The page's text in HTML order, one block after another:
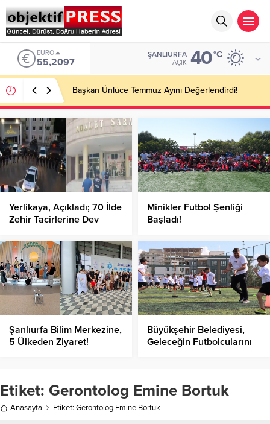
EURO
55,2097
ŞANLIURFA
AÇIK 40°C
Başkan Ünlüce Temmuz Ayını Değerlendirdi!
Yerlikaya, Açıkladı; 70 İlde
Zehir Tacirlerine Dev
Minikler Futbol Şenliği
Başladı!
Şanlıurfa Bilim Merkezine,
5 Ülkeden Ziyaret!
Büyükşehir Belediyesi,
Geleceğin Futbolcularını
Etiket: Gerontolog Emine Bortuk
Anasayfa Etiket: Gerontolog Emine Bortuk